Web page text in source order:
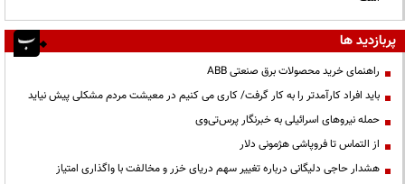
پربازدید ها
راهنمای خرید محصولات برق صنعتی ABB
باید افراد کارآمدتر را به کار گرفت/ کاری می کنیم در معیشت مردم مشکلی پیش نیاید
حمله نیروهای اسرائیلی به خبرنگار پرس‌تی‌وی
از التماس تا فروپاشی هژمونی دلار
هشدار حاجی دلیگانی درباره تغییر سهم دریای خزر و مخالفت با واگذاری امتیاز